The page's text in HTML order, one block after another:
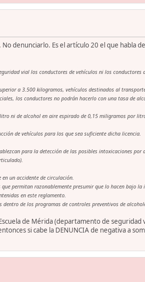
denunciarlo. Es el artículo 20 el que habla
vial los conductores de vehículos ni los
a 3.500 kilogramos, vehículos destinados al
los conductores no podrán hacerlo con una tasa de
ni de alcohol en aire espirado de 0,15 miligramos por
de vehículos para los que sea suficiente dicha licencia.
para la detección de las posibles intoxicaciones
un accidente de circulación.
permitan razonablemente presumir que lo hacen bajo
en este reglamento.
de los programas de controles preventivos de
de Mérida (departamento de
si cabe la DENUNCIA de negativa a